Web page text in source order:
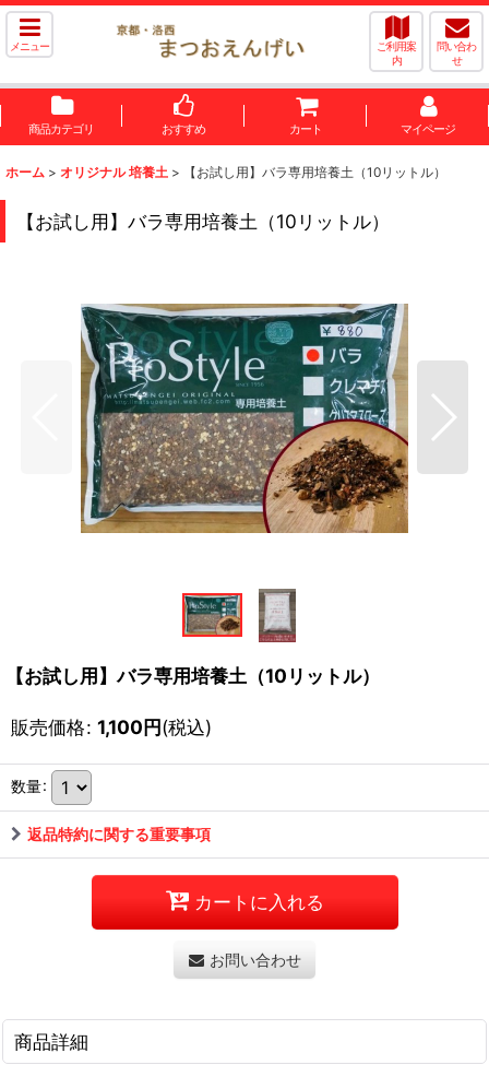
メニュー
ご利用案
内
問い合わ
せ
商品カテゴリ おすすめ カート マイページ
ホーム > オリジナル 培養土 > 【お試し用】バラ専用培養土（10リットル）
【お試し用】バラ専用培養土（10リットル）
【お試し用】バラ専用培養土（10リットル）
販売価格: 1,100円(税込)
数量:
返品特約に関する重要事項
カートに入れる
お問い合わせ
商品詳細